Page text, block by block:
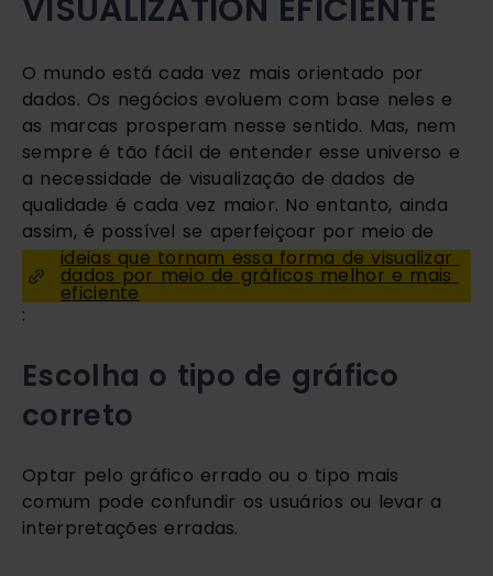
VISUALIZATION EFICIENTE
O mundo está cada vez mais orientado por
dados. Os negócios evoluem com base neles e
as marcas prosperam nesse sentido. Mas, nem
sempre é tão fácil de entender esse universo e
a necessidade de visualização de dados de
qualidade é cada vez maior. No entanto, ainda
assim, é possível se aperfeiçoar por meio de
ideias que tornam essa forma de visualizar
dados por meio de gráficos melhor e mais
eficiente
:
Escolha o tipo de gráfico
correto
Optar pelo gráfico errado ou o tipo mais
comum pode confundir os usuários ou levar a
interpretações erradas.